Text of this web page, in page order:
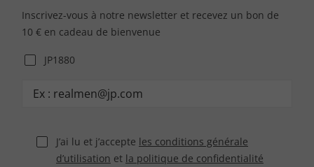
Inscrivez-vous à notre newsletter et recevez un bon de
10 € en cadeau de bienvenue
JP1880
J’ai lu et j’accepte les conditions générale
d’utilisation et la politique de confidentialité